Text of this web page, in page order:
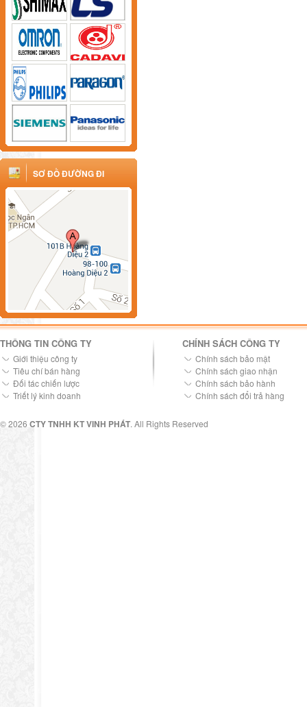
SƠ ĐỒ ĐƯỜNG ĐI
THÔNG TIN CÔNG TY
Giới thiệu công ty
Tiêu chí bán hàng
Đối tác chiến lược
Triết lý kinh doanh
CHÍNH SÁCH CÔNG TY
Chính sách bảo mật
Chính sách giao nhận
Chính sách bảo hành
Chính sách đổi trả hàng
© 2026 CTY TNHH KT VINH PHÁT. All Rights Reserved